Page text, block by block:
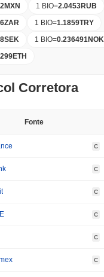
MXN 1 BIO=2.0453RUB
ZAR 1 BIO=1.1859TRY
SEK 1 BIO=0.236491NOK
ETH
Corretora
Fonte
C
C
C
C
C
C